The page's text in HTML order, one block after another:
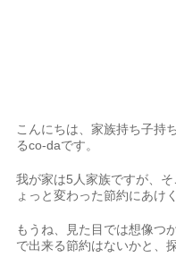
こんにちは、家族持ち子持
るco-daです。
我が家は5人家族ですが、
ょっと変わった節約にあけ
もうね、見た目では想像つ
で出来る節約はないかと、